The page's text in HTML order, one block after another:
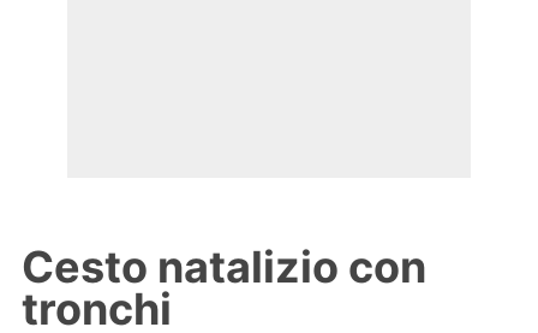
Cesto natalizio con
tronchi